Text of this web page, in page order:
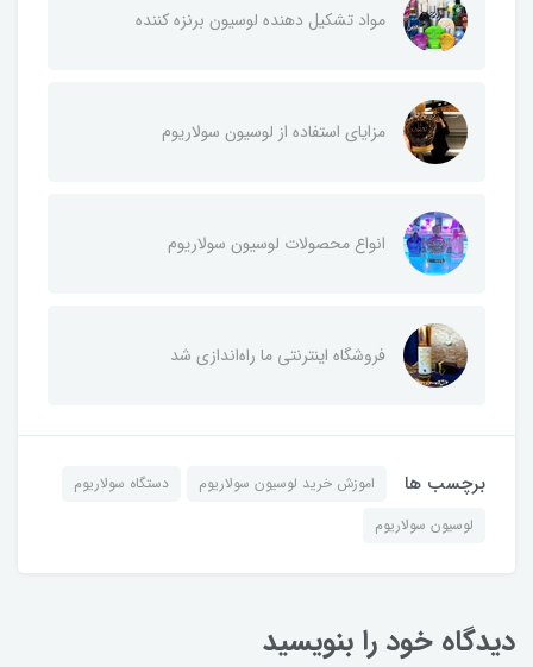
مواد تشکیل دهنده لوسیون برنزه کننده
مزایای استفاده از لوسیون سولاریوم
انواع محصولات لوسیون سولاریوم
فروشگاه اینترنتی ما راه‌اندازی شد
برچسب ها اموزش خرید لوسیون سولاریوم
دستگاه سولاریوم
لوسیون سولاریوم
دیدگاه خود را بنویسید